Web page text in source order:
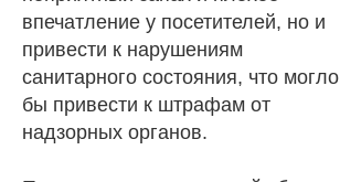
впечатление у посетителей, но и
привести к нарушениям
санитарного состояния, что могло
бы привести к штрафам от
надзорных органов.